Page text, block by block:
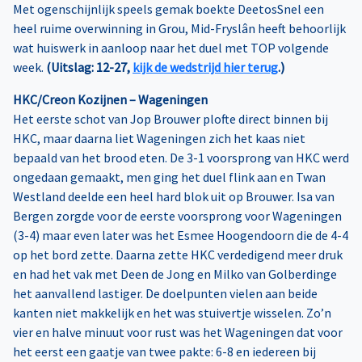
Met ogenschijnlijk speels gemak boekte DeetosSnel een
heel ruime overwinning in Grou, Mid-Fryslân heeft behoorlijk
wat huiswerk in aanloop naar het duel met TOP volgende
week. (Uitslag: 12-27, kijk de wedstrijd hier terug.)
HKC/Creon Kozijnen – Wageningen
Het eerste schot van Jop Brouwer plofte direct binnen bij
HKC, maar daarna liet Wageningen zich het kaas niet
bepaald van het brood eten. De 3-1 voorsprong van HKC werd
ongedaan gemaakt, men ging het duel flink aan en Twan
Westland deelde een heel hard blok uit op Brouwer. Isa van
Bergen zorgde voor de eerste voorsprong voor Wageningen
(3-4) maar even later was het Esmee Hoogendoorn die de 4-4
op het bord zette. Daarna zette HKC verdedigend meer druk
en had het vak met Deen de Jong en Milko van Golberdinge
het aanvallend lastiger. De doelpunten vielen aan beide
kanten niet makkelijk en het was stuivertje wisselen. Zo’n
vier en halve minuut voor rust was het Wageningen dat voor
het eerst een gaatje van twee pakte: 6-8 en iedereen bij